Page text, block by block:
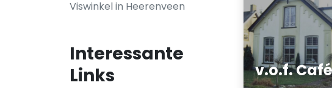
Viswinkel in Heerenveen
Interessante
Links
v.o.f.